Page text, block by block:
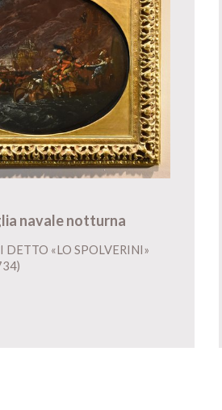
navale notturna
DETTO «LO SPOLVERINI»